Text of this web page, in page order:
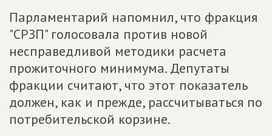
Парламентарий напомнил, что фракция
"СРЗП" голосовала против новой
несправедливой методики расчета
прожиточного минимума. Депутаты
фракции считают, что этот показатель
должен, как и прежде, рассчитываться по
потребительской корзине.